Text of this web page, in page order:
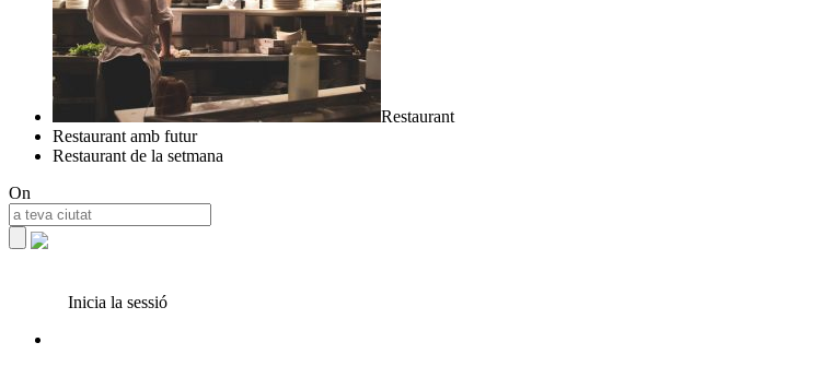
Restaurant
Restaurant amb futur
Restaurant de la setmana
On
Inicia la sessió